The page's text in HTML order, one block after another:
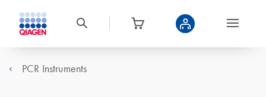
PCR Instruments